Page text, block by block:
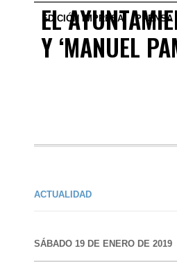
EDICIÓN IMPRESA PRENSA
EL
Y ‘MANUEL
ACTUALIDAD
SÁBADO 19 DE ENERO DE 2019